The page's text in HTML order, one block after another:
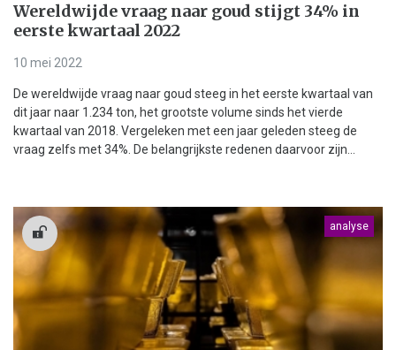
Wereldwijde vraag naar goud stijgt 34% in
eerste kwartaal 2022
10 mei 2022
De wereldwijde vraag naar goud steeg in het eerste kwartaal van
dit jaar naar 1.234 ton, het grootste volume sinds het vierde
kwartaal van 2018. Vergeleken met een jaar geleden steeg de
vraag zelfs met 34%. De belangrijkste redenen daarvoor zijn...
analyse